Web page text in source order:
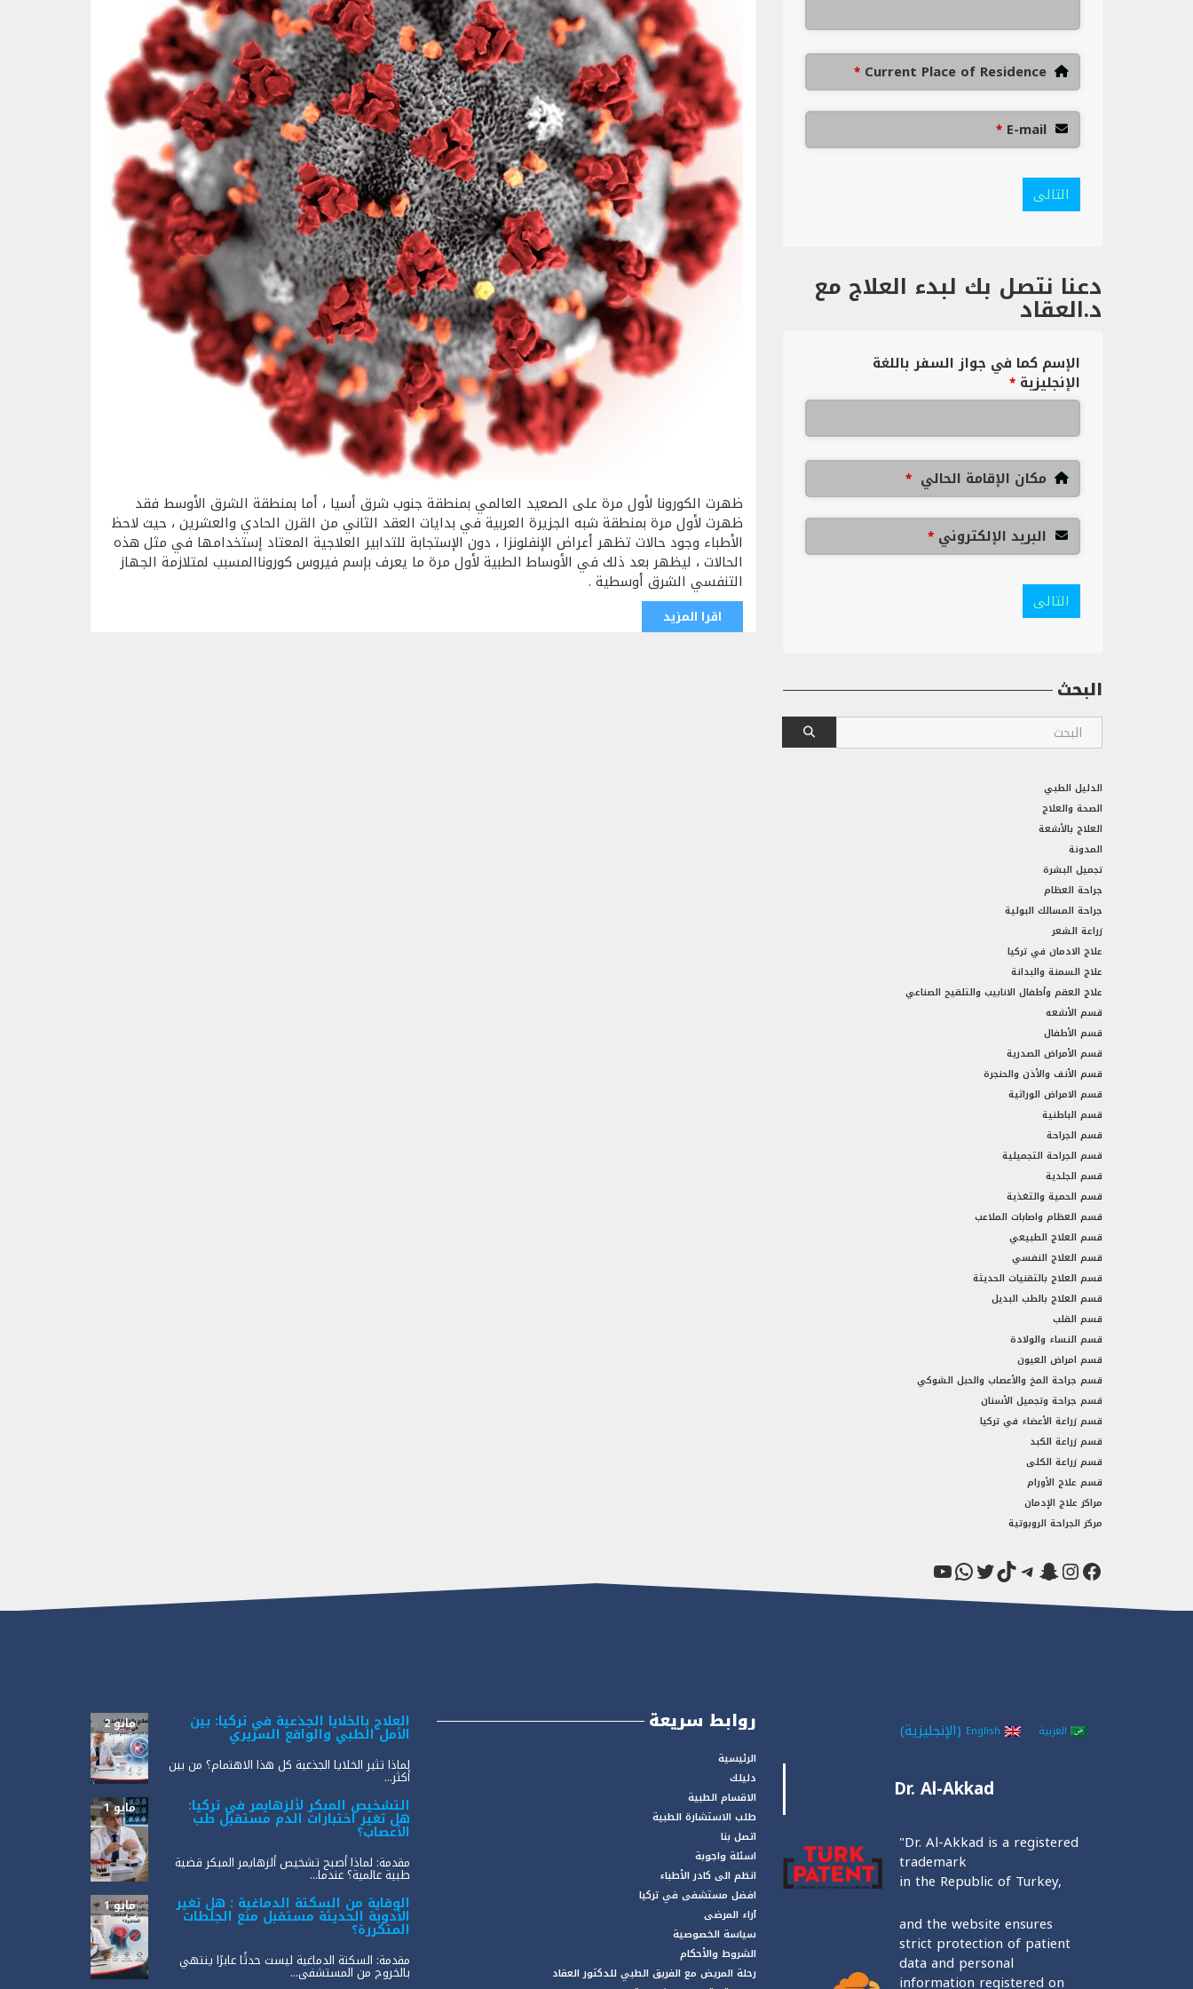
ظهرت الكورونا لأول مرة على الصعيد العالمي بمنطقة جنوب شرق أسيا ، أما بمنطقة الشرق الأوسط فقد
ظهرت لأول مرة بمنطقة شبه الجزيرة العربية في بدايات العقد الثاني من القرن الحادي والعشرين ، حيث لاحظ
الأطباء وجود حالات تظهر أعراض الإنفلونزا ، دون الإستجابة للتدابير العلاجية المعتاد إستخدامها في مثل هذه
الحالات ، ليظهر بعد ذلك في الأوساط الطبية لأول مرة ما يعرف بإسم فيروس كوروناالمسبب لمتلازمة الجهاز
التنفسي الشرق أوسطية .
اقرا المزيد
Current Place of Residence
*
E-mail
*
التالى
دعنا نتصل بك لبدء العلاج مع
د.العقاد
الإسم كما في جواز السفر باللغة
الإنجليزية *
مكان الإقامة الحالي *
البريد الإلكتروني *
التالى
البحث
الدليل الطبي
الصحة والعلاج
العلاج بالأشعة
المدونة
تجميل البشرة
جراحة العظام
جراحة المسالك البولية
زراعة الشعر
علاج الادمان في تركيا
علاج السمنة والبدانة
علاج العقم وأطفال الانابيب والتلقيح الصناعي
قسم الأشعه
قسم الأطفال
قسم الأمراض الصدرية
قسم الأنف والأذن والحنجرة
قسم الامراض الوراثية
قسم الباطنية
قسم الجراحة
قسم الجراحة التجميلية
قسم الجلدية
قسم الحمية والتغذية
قسم العظام واصابات الملاعب
قسم العلاج الطبيعي
قسم العلاج النفسي
قسم العلاج بالتقنيات الحديثة
قسم العلاج بالطب البديل
قسم القلب
قسم النساء والولادة
قسم امراض العيون
قسم جراحة المخ والأعصاب والحبل الشوكي
قسم جراحة وتجميل الأسنان
قسم زراعة الأعضاء في تركيا
قسم زراعة الكبد
قسم زراعة الكلى
قسم علاج الأورام
مراكز علاج الإدمان
مركز الجراحة الروبوتية
فيسبوك
إنستجرام
سناب شاتتيليجرام
تيك توكتويترواتساب
يوتيوب
العلاج بالخلايا الجذعية في تركيا: بين
الأمل الطبي والواقع السريري
مايو 2
لماذا تثير الخلايا الجذعية كل هذا الاهتمام؟ من بين
أكثر...
التشخيص المبكر لألزهايمر في تركيا:
هل تغير اختبارات الدم مستقبل طب
الأعصاب؟
مايو 1
مقدمة: لماذا أصبح تشخيص ألزهايمر المبكر قضية
طبية عالمية؟ عندما...
الوقاية من السكتة الدماغية : هل تغير
الأدوية الحديثة مستقبل منع الجلطات
المتكررة؟
مايو 1
مقدمة: السكتة الدماغية ليست حدثًا عابرًا ينتهي
بالخروج من المستشفى...
روابط سريعة
الرئيسية
دليلك
الاقسام الطبية
طلب الاستشارة الطبية
اتصل بنا
اسئلة واجوبة
انظم الى كادر الأطباء
افضل مستشفى في تركيا
آراء المرضى
سياسة الخصوصية
الشروط والأحكام
رحلة المريض مع الفريق الطبي للدكتور العقاد
العربية English
(الإنجليزية)
Dr. Al-Akkad
"Dr. Al-Akkad is a registered
trademark
in the Republic of Turkey,
and the website ensures
strict protection of patient
data and personal
information registered on